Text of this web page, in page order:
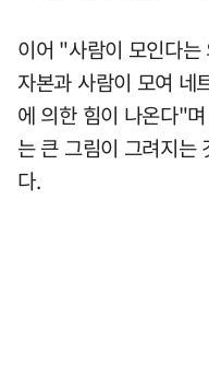
이어 "사람이 모인다는
자본과 사람이 모여 네
에 의한 힘이 나온다"
는 큰 그림이 그려지는
다.